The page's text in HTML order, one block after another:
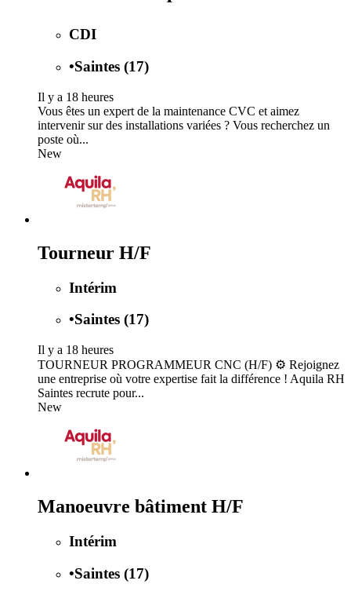
CDI
•Saintes (17)
Il y a 18 heures
Vous êtes un expert de la maintenance CVC et aimez
intervenir sur des installations variées ? Vous recherchez un
poste où...
New
Tourneur H/F
Intérim
•Saintes (17)
Il y a 18 heures
TOURNEUR PROGRAMMEUR CNC (H/F) ⚙️ Rejoignez
une entreprise où votre expertise fait la différence ! Aquila RH
Saintes recrute pour...
New
Manoeuvre bâtiment H/F
Intérim
•Saintes (17)